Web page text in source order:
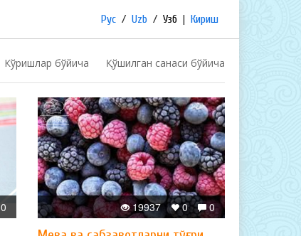
Рус / Uzb / Узб | Кириш
Кўришлар бўйича Қўшилган санаси бўйича
0 0
0
19937